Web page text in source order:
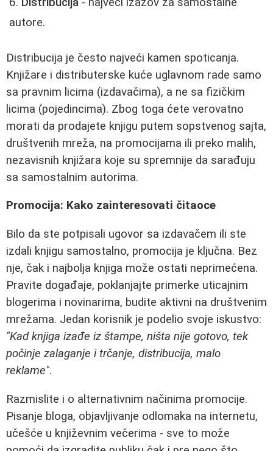
autore.
Distribucija je često najveći kamen spoticanja.
Knjižare i distributerske kuće uglavnom rade samo
sa pravnim licima (izdavačima), a ne sa fizičkim
licima (pojedincima). Zbog toga ćete verovatno
morati da prodajete knjigu putem sopstvenog sajta,
društvenih mreža, na promocijama ili preko malih,
nezavisnih knjižara koje su spremnije da sarađuju
sa samostalnim autorima.
Promocija: Kako zainteresovati čitaoce
Bilo da ste potpisali ugovor sa izdavačem ili ste
izdali knjigu samostalno, promocija je ključna. Bez
nje, čak i najbolja knjiga može ostati neprimećena.
Pravite događaje, poklanjajte primerke uticajnim
blogerima i novinarima, budite aktivni na društvenim
mrežama. Jedan korisnik je podelio svoje iskustvo:
"Kad knjiga izađe iz štampe, ništa nije gotovo, tek
počinje zalaganje i trčanje, distribucija, malo
reklame".
Razmislite i o alternativnim načinima promocije.
Pisanje bloga, objavljivanje odlomaka na internetu,
učešće u književnim večerima - sve to može